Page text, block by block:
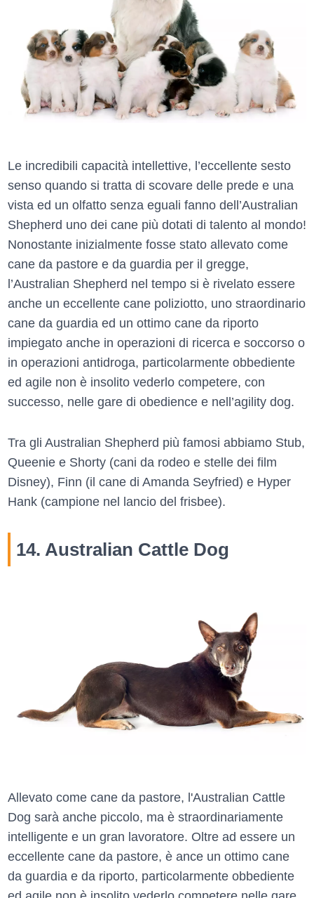
Le incredibili capacità intellettive, l’eccellente sesto
senso quando si tratta di scovare delle prede e una
vista ed un olfatto senza eguali fanno dell’Australian
Shepherd uno dei cane più dotati di talento al mondo!
Nonostante inizialmente fosse stato allevato come
cane da pastore e da guardia per il gregge,
l’Australian Shepherd nel tempo si è rivelato essere
anche un eccellente cane poliziotto, uno straordinario
cane da guardia ed un ottimo cane da riporto
impiegato anche in operazioni di ricerca e soccorso o
in operazioni antidroga, particolarmente obbediente
ed agile non è insolito vederlo competere, con
successo, nelle gare di obedience e nell’agility dog.
Tra gli Australian Shepherd più famosi abbiamo Stub,
Queenie e Shorty (cani da rodeo e stelle dei film
Disney), Finn (il cane di Amanda Seyfried) e Hyper
Hank (campione nel lancio del frisbee).
14. Australian Cattle Dog
Allevato come cane da pastore, l'Australian Cattle
Dog sarà anche piccolo, ma è straordinariamente
intelligente e un gran lavoratore. Oltre ad essere un
eccellente cane da pastore, è ance un ottimo cane
da guardia e da riporto, particolarmente obbediente